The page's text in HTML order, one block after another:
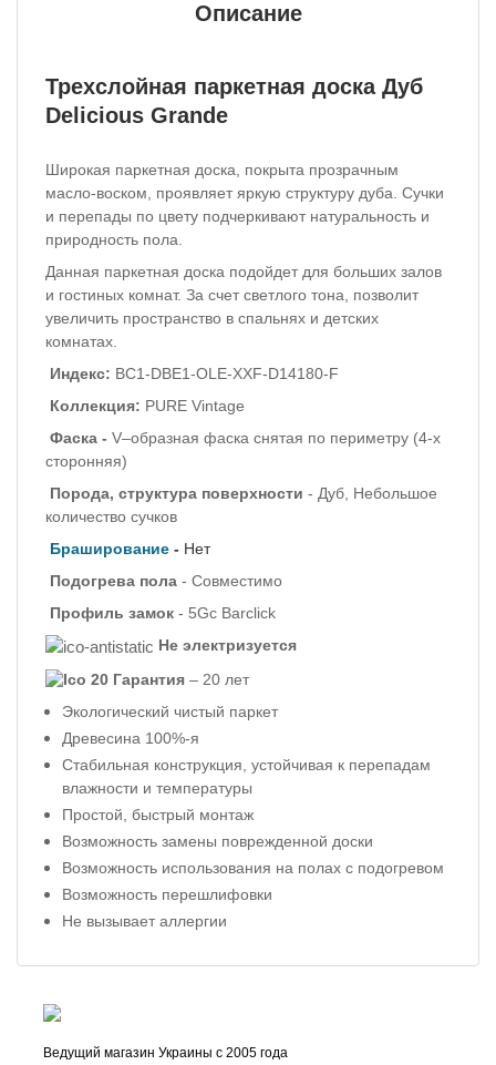
Описание
Трехслойная паркетная доска Дуб
Delicious Grande
Широкая паркетная доска, покрыта прозрачным
масло-воском, проявляет яркую структуру дуба. Сучки
и перепады по цвету подчеркивают натуральность и
природность пола.
Данная паркетная доска подойдет для больших залов
и гостиных комнат. За счет светлого тона, позволит
увеличить пространство в спальнях и детских
комнатах.
Индекс: BC1-DBE1-OLE-XXF-D14180-F
Коллекция: PURE Vintage
Фаска - V–образная фаска снятая по периметру (4-х
сторонняя)
Порода, структура поверхности - Дуб, Небольшое
количество сучков
Браширование - Нет
Подогрева пола - Совместимо
Профиль замок - 5Gc Barclick
Не электризуется
Гарантия – 20 лет
Экологический чистый паркет
Древесина 100%-я
Стабильная конструкция, устойчивая к перепадам
влажности и температуры
Простой, быстрый монтаж
Возможность замены поврежденной доски
Возможность использования на полах с подогревом
Возможность перешлифовки
Не вызывает аллергии
Ведущий магазин Украины с 2005 года